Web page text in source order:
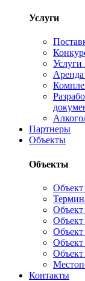
Услуги
Услуги
Партнеры
Объекты
Объекты
Объект
Контакты